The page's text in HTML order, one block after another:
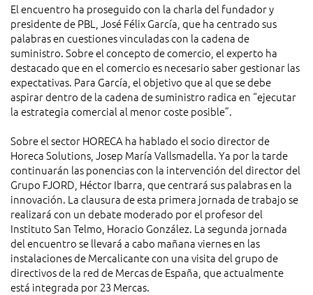
El encuentro ha proseguido con la charla del fundador y
presidente de PBL, José Félix García, que ha centrado sus
palabras en cuestiones vinculadas con la cadena de
suministro. Sobre el concepto de comercio, el experto ha
destacado que en el comercio es necesario saber gestionar las
expectativas. Para García, el objetivo que al que se debe
aspirar dentro de la cadena de suministro radica en “ejecutar
la estrategia comercial al menor coste posible”.
Sobre el sector HORECA ha hablado el socio director de
Horeca Solutions, Josep María Vallsmadella. Ya por la tarde
continuarán las ponencias con la intervención del director del
Grupo FJORD, Héctor Ibarra, que centrará sus palabras en la
innovación. La clausura de esta primera jornada de trabajo se
realizará con un debate moderado por el profesor del
Instituto San Telmo, Horacio González. La segunda jornada
del encuentro se llevará a cabo mañana viernes en las
instalaciones de Mercalicante con una visita del grupo de
directivos de la red de Mercas de España, que actualmente
está integrada por 23 Mercas.